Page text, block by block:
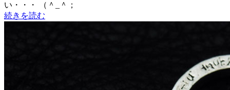
い・・・ （＾_＾；
続きを読む